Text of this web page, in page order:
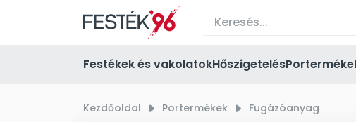
Festékek és vakolatokHőszigetelés
Kezdőoldal right_small Portermékek right_small Fugázóanyag